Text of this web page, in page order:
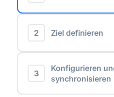
2 Ziel definieren
3
Konfigurieren
synchronisieren